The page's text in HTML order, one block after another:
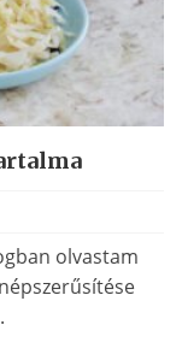
olvastam